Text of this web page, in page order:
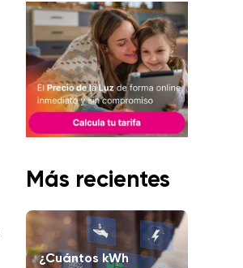
Más recientes
¿Cuántos kWh